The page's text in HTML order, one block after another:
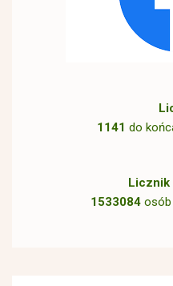
1141 do
Licznik
1533084osób